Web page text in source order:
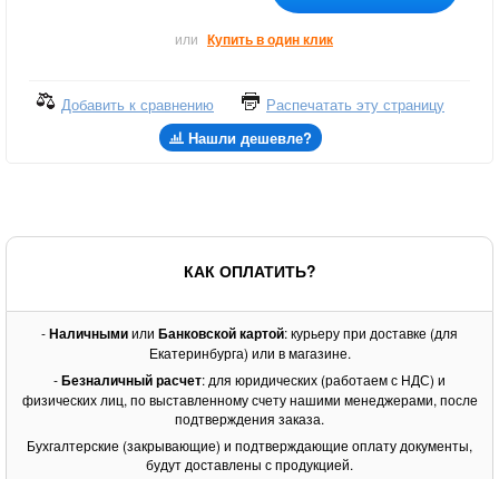
или Купить в один клик
Добавить к сравнению
Распечатать эту страницу
Нашли дешевле?
КАК ОПЛАТИТЬ?
-Наличнымиили Банковской картой: курьеру при доставке (для
Екатеринбурга) или в магазине.
-Безналичный расчет: для юридических (работаем с НДС) и
физических лиц, по выставленному счету нашими менеджерами, после
подтверждения заказа.
Бухгалтерские (закрывающие) и подтверждающие оплату документы,
будут доставлены с продукцией.